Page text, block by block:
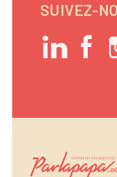
SUIVEZ-